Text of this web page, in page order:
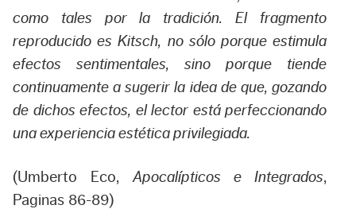
como tales por la tradición. El fragmento
reproducido es Kitsch, no sólo porque estimula
efectos sentimentales, sino porque tiende
continuamente a sugerir la idea de que, gozando
de dichos efectos, el lector está perfeccionando
una experiencia estética privilegiada.
(Umberto Eco, Apocalípticos e Integrados,
Paginas 86-89)